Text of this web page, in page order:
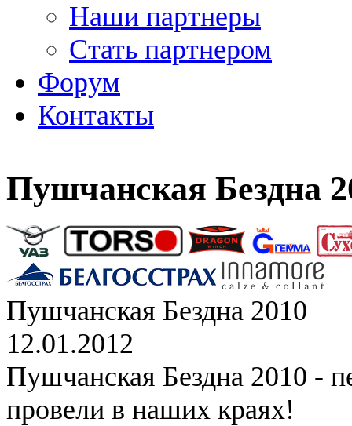
Наши партнеры
Стать партнером
Форум
Контакты
Пушчанская Бездна
Пушчанская Бездна 2010
12.01.2012
Пушчанская Бездна 2010 -
провели в наших краях!